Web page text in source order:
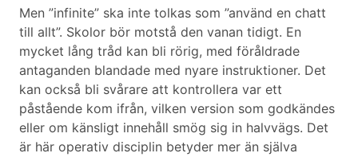
Men ”infinite” ska inte tolkas som ”använd en chatt
till allt”. Skolor bör motstå den vanan tidigt. En
mycket lång tråd kan bli rörig, med föråldrade
antaganden blandade med nyare instruktioner. Det
kan också bli svårare att kontrollera var ett
påstående kom ifrån, vilken version som godkändes
eller om känsligt innehåll smög sig in halvvägs. Det
är här operativ disciplin betyder mer än själva